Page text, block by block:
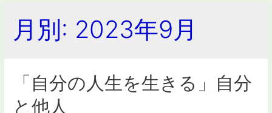
ー
月別: 2023年9月
「自分の人生を生きる」自分
と他人